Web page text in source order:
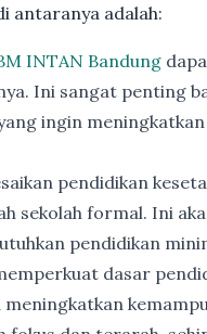
antaranya adalah:
INTAN Bandung
Ini sangat penting
ingin
pendidikan
sekolah formal. Ini
pendidikan
dasar